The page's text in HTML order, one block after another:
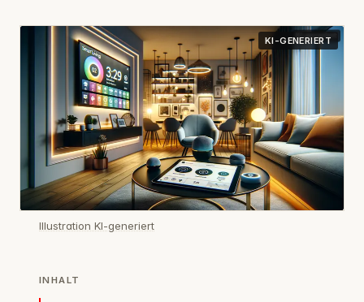
KI-GENERIERT
Illustration KI-generiert
INHALT